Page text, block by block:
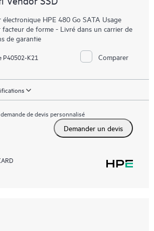
électronique HPE 480 Go SATA Usage
facteur de forme - Livré dans un carrier de
de garantie
P40502-K21 Comparer
de devis personnalisé
Demander un devis